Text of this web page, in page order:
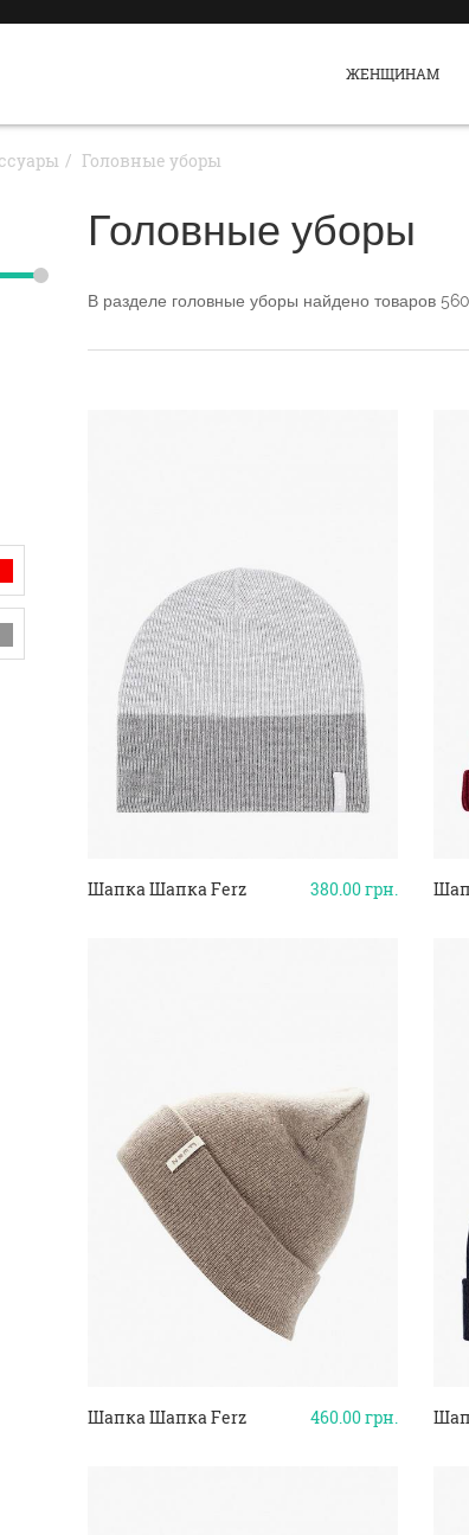
ЖЕНЩИНАМ
Головные уборы
Головные уборы
В разделе головные уборы найдено товаров 560
380.00грн.
Шапка Шапка Ferz
460.00грн.
Шапка Шапка Ferz